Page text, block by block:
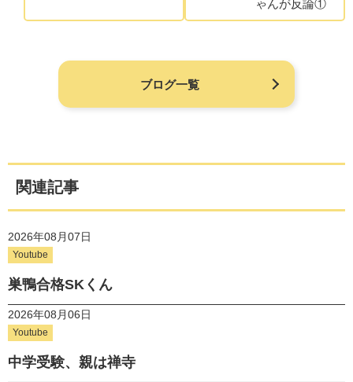
ゃんが反論①
ブログ一覧
関連記事
2026年08月07日
Youtube
巣鴨合格SKくん
2026年08月06日
Youtube
中学受験、親は禅寺